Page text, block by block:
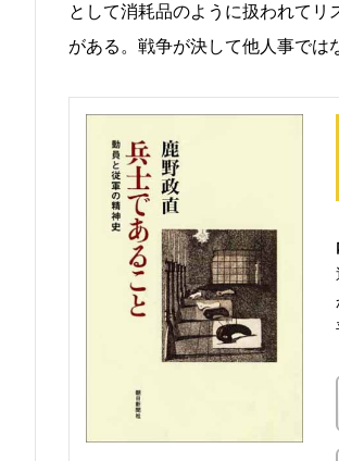
として消耗品のように扱われて
がある。戦争が決して他人事では